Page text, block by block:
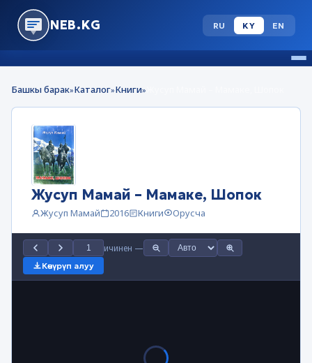
NEB.KG RU KY EN
Башкы барак»Каталог»Книги»
Жусуп Мамай – Мамаке, Шопок
Жусуп Мамай 2016 Книги Орусча
ичинен —
Көчүрүп алуу